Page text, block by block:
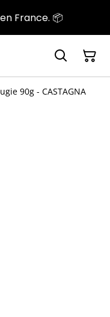
France. 📦
90g - CASTAGNA